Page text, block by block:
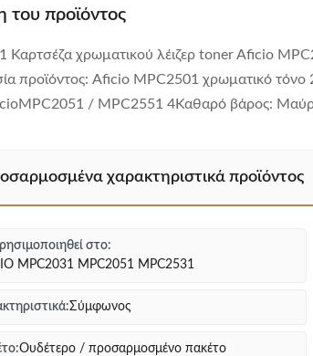
του προϊόντος
Καρτσέζα χρωματικού λέιζερ toner Aficio
προϊόντος: Aficio MPC2501 χρωματικό τόνο
/ MPC2551 4Καθαρό βάρος:
χαρακτηριστικά προϊόντος
στο:
MPC2031 MPC2051 MPC2531
Σύμφωνος
Ουδέτερο / προσαρμοσμένο πακέτο